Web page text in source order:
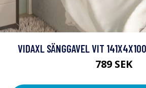
VIDAXL SÄNGGAVEL VIT
789 SEK